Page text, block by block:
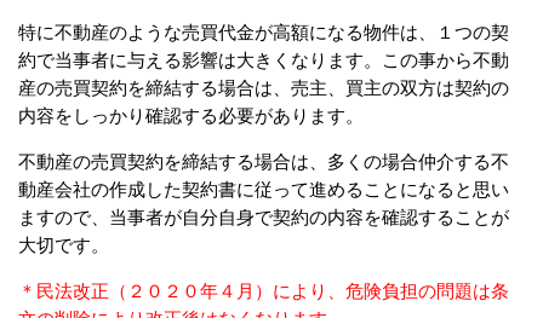
特に不動産のような売買代金が高額になる物件は、１つの契
約で当事者に与える影響は大きくなります。この事から不動
産の売買契約を締結する場合は、売主、買主の双方は契約の
内容をしっかり確認する必要があります。
不動産の売買契約を締結する場合は、多くの場合仲介する不
動産会社の作成した契約書に従って進めることになると思い
ますので、当事者が自分自身で契約の内容を確認することが
大切です。
＊民法改正（２０２０年４月）により、危険負担の問題は条